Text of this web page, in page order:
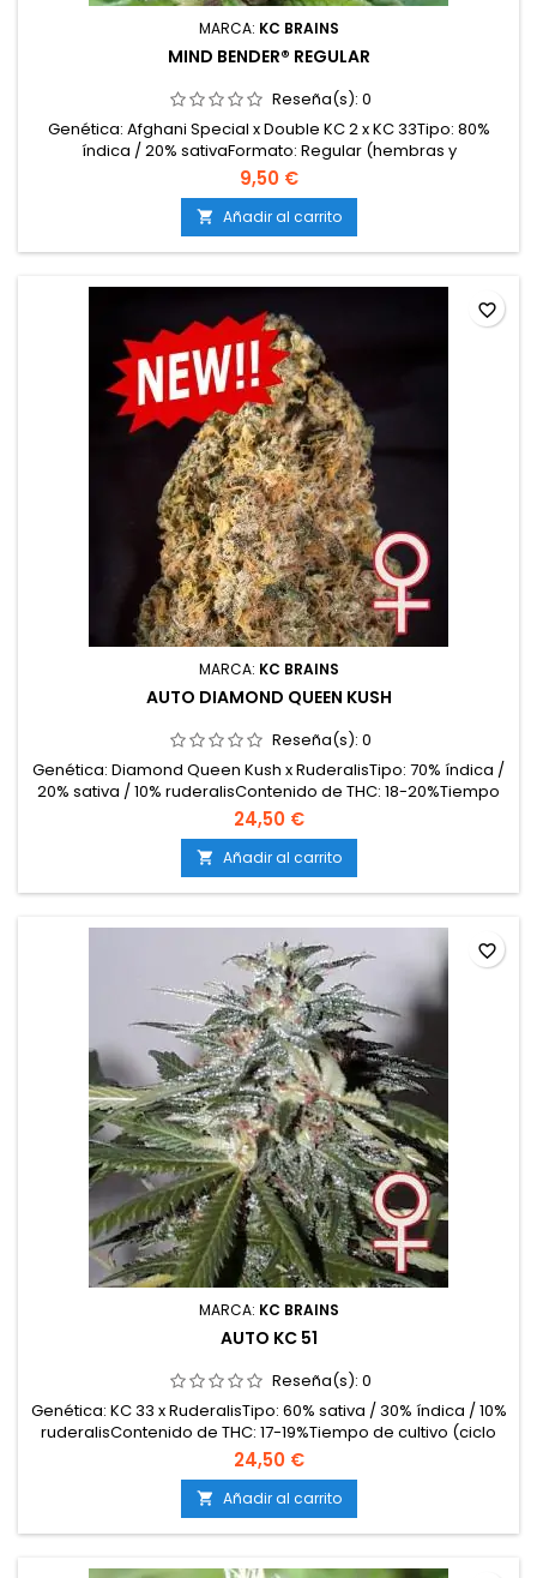
MARCA: KC BRAINS
MIND BENDER® REGULAR
Reseña(s): 0
Genética: Afghani Special x Double KC 2 x KC 33Tipo: 80%
índica / 20% sativaFormato: Regular (hembras y
machos)Contenido de THC: 18-20%Tiempo de floración: 7-9
semanas en interiorProducción en interior: 500-550
g/m²Producción en exterior: 800-1000 g/plantaAltura: 90-120
cm en interior; hasta 250 cm en exteriorAromas y sabores:...
9,50 €
 Añadir al carrito
MARCA: KC BRAINS
AUTO DIAMOND QUEEN KUSH
Reseña(s): 0
Genética: Diamond Queen Kush x RuderalisTipo: 70% índica /
20% sativa / 10% ruderalisContenido de THC: 18-20%Tiempo
de cultivo (ciclo completo): 9-10 semanas desde la
germinaciónProducción en interior: 400-450
g/m²Producción en exterior: 60-120 g/plantaAltura: 70-100 cm
en interior; hasta 120 cm en exteriorAromas y sabores:...
24,50 €
 Añadir al carrito
favorite_border
MARCA: KC BRAINS
AUTO KC 51
Reseña(s): 0
Genética: KC 33 x RuderalisTipo: 60% sativa / 30% índica / 10%
ruderalisContenido de THC: 17-19%Tiempo de cultivo (ciclo
completo): 10-11 semanas desde la germinaciónProducción
en interior: 400-500 g/m²Producción en exterior: 70-150
g/plantaAltura: 80-110 cm en interior; hasta 150 cm en
exteriorAromas y sabores: Dulces y afrutados,...
24,50 €
 Añadir al carrito
favorite_border